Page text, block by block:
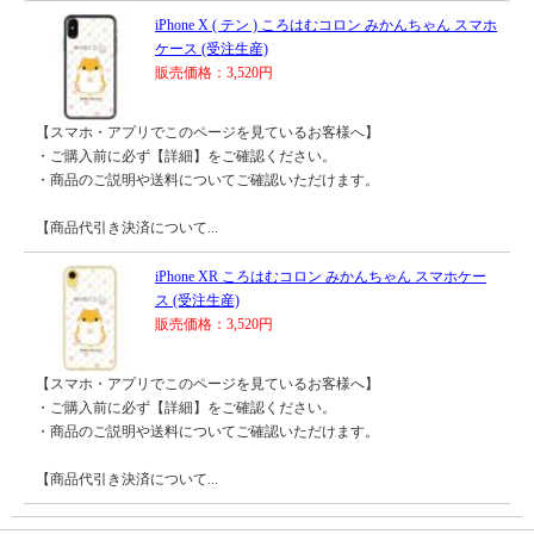
iPhone X ( テン ) ころはむコロン みかんちゃん スマホ
ケース (受注生産)
販売価格：3,520円
【スマホ・アプリでこのページを見ているお客様へ】
・ご購入前に必ず【詳細】をご確認ください。
・商品のご説明や送料についてご確認いただけます。
【商品代引き決済について...
iPhone XR ころはむコロン みかんちゃん スマホケー
ス (受注生産)
販売価格：3,520円
【スマホ・アプリでこのページを見ているお客様へ】
・ご購入前に必ず【詳細】をご確認ください。
・商品のご説明や送料についてご確認いただけます。
【商品代引き決済について...